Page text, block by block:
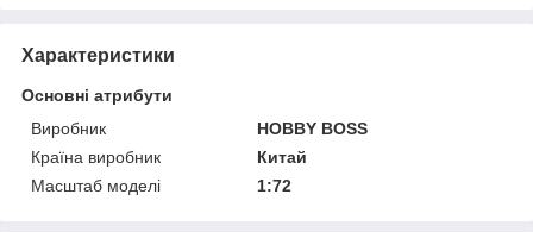
Характеристики
Основні атрибути
Виробник
HOBBY BOSS
Країна виробник
Китай
Масштаб моделі
1:72